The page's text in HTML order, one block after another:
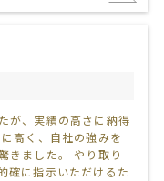
が、実績の高さに納得
高く、自社の強みを
きました。 やり取り
確に指示いただけるた